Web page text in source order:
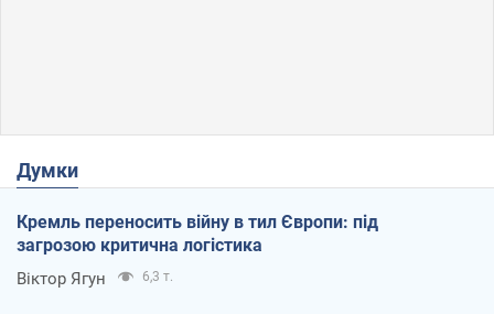
Думки
Кремль переносить війну в тил Європи: під
загрозою критична логістика
Віктор Ягун 6,3 т.